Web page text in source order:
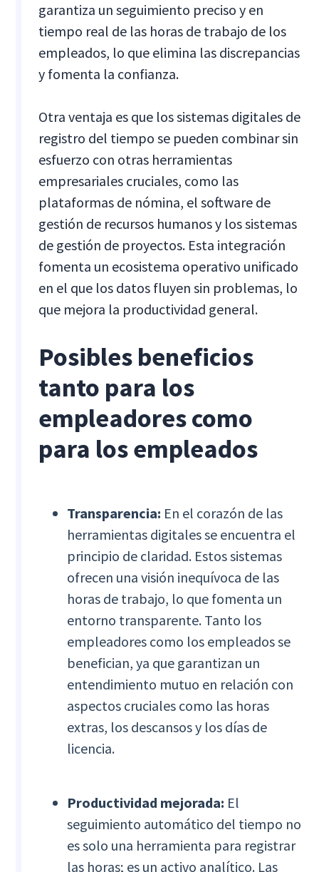
garantiza un seguimiento preciso y en
tiempo real de las horas de trabajo de los
empleados, lo que elimina las discrepancias
y fomenta la confianza.
Otra ventaja es que los sistemas digitales de
registro del tiempo se pueden combinar sin
esfuerzo con otras herramientas
empresariales cruciales, como las
plataformas de nómina, el software de
gestión de recursos humanos y los sistemas
de gestión de proyectos. Esta integración
fomenta un ecosistema operativo unificado
en el que los datos fluyen sin problemas, lo
que mejora la productividad general.
Posibles beneficios
tanto para los
empleadores como
para los empleados
Transparencia: En el corazón de las
herramientas digitales se encuentra el
principio de claridad. Estos sistemas
ofrecen una visión inequívoca de las
horas de trabajo, lo que fomenta un
entorno transparente. Tanto los
empleadores como los empleados se
benefician, ya que garantizan un
entendimiento mutuo en relación con
aspectos cruciales como las horas
extras, los descansos y los días de
licencia.
Productividad mejorada: El
seguimiento automático del tiempo no
es solo una herramienta para registrar
las horas; es un activo analítico. Las